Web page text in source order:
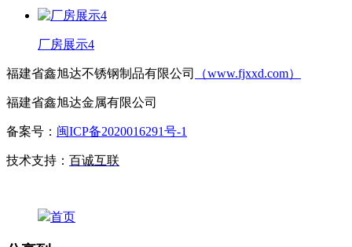
厂房展示4
福建省鑫旭达不锈钢制品有限公司 （www.fjxxd.com）
福建省鑫旭达金属有限公司
备案号： 闽ICP备2020016291号-1
技术支持： 百诚互联
首页